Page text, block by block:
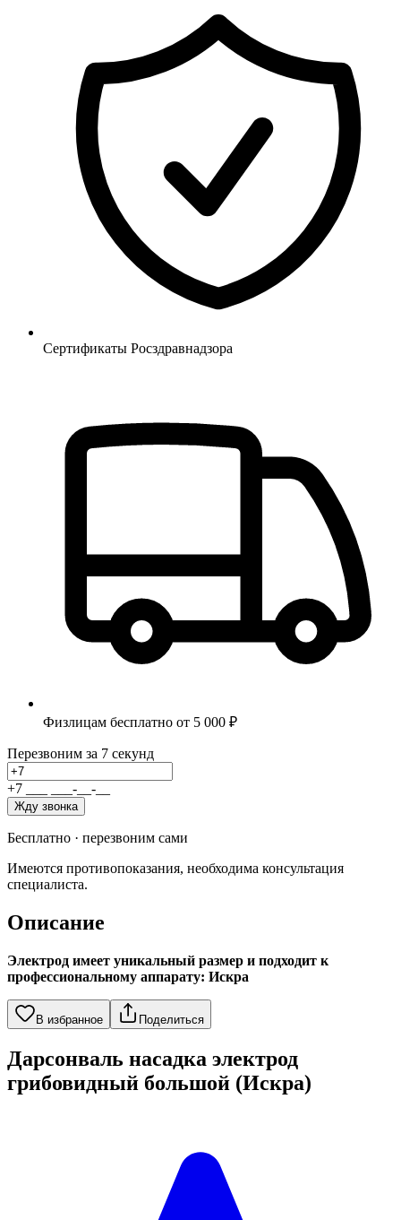
Сертификаты Росздравнадзора
Физлицам бесплатно от 5 000 ₽
Перезвоним за 7 секунд
+7 - -
Жду звонка
Бесплатно · перезвоним сами
Имеются противопоказания, необходима консультация
специалиста.
Описание
Электрод имеет уникальный размер и подходит к
профессиональному аппарату: Искра
В избранное Поделиться
Дарсонваль насадка электрод
грибовидный большой (Искра)